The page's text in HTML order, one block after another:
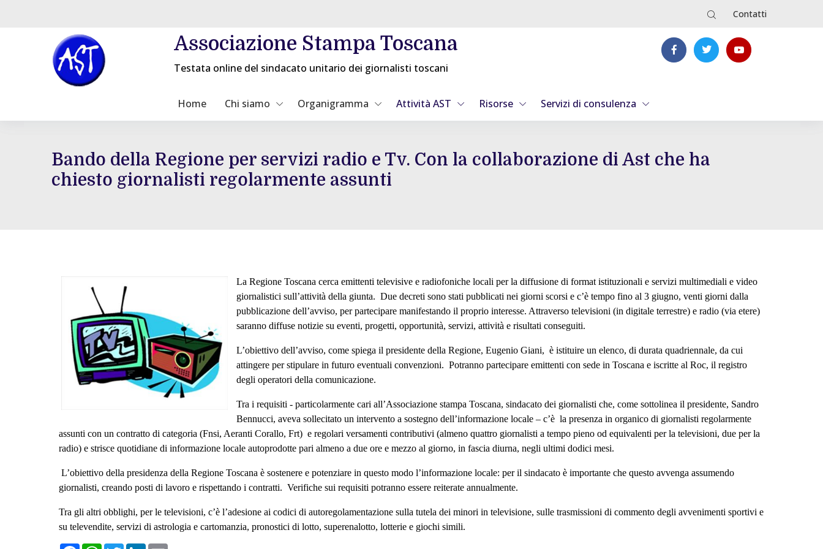
Contatti
Associazione Stampa Toscana
Testata online del sindacato unitario dei giornalisti toscani
Home Chi siamo Organigramma Attività AST Risorse Servizi di consulenza
Bando della Regione per servizi radio e Tv. Con la collaborazione di Ast che ha
chiesto giornalisti regolarmente assunti
La Regione Toscana cerca emittenti televisive e radiofoniche locali per la diffusione di format istituzionali e servizi multimediali e video
giornalistici sull’attività della giunta. Due decreti sono stati pubblicati nei giorni scorsi e c’è tempo fino al 3 giugno, venti giorni dalla
pubblicazione dell’avviso, per partecipare manifestando il proprio interesse. Attraverso televisioni (in digitale terrestre) e radio (via etere)
saranno diffuse notizie su eventi, progetti, opportunità, servizi, attività e risultati conseguiti.
L’obiettivo dell’avviso, come spiega il presidente della Regione, Eugenio Giani, è istituire un elenco, di durata quadriennale, da cui
attingere per stipulare in futuro eventuali convenzioni. Potranno partecipare emittenti con sede in Toscana e iscritte al Roc, il registro
degli operatori della comunicazione.
Tra i requisiti - particolarmente cari all’Associazione stampa Toscana, sindacato dei giornalisti che, come sottolinea il presidente, Sandro
Bennucci, aveva sollecitato un intervento a sostegno dell’informazione locale – c’è la presenza in organico di giornalisti regolarmente
assunti con un contratto di categoria (Fnsi, Aeranti Corallo, Frt) e regolari versamenti contributivi (almeno quattro giornalisti a tempo pieno od equivalenti per la televisioni, due per la
radio) e strisce quotidiane di informazione locale autoprodotte pari almeno a due ore e mezzo al giorno, in fascia diurna, negli ultimi dodici mesi.
L’obiettivo della presidenza della Regione Toscana è sostenere e potenziare in questo modo l’informazione locale: per il sindacato è importante che questo avvenga assumendo
giornalisti, creando posti di lavoro e rispettando i contratti. Verifiche sui requisiti potranno essere reiterate annualmente.
Tra gli altri obblighi, per le televisioni, c’è l’adesione ai codici di autoregolamentazione sulla tutela dei minori in televisione, sulle trasmissioni di commento degli avvenimenti sportivi e
su televendite, servizi di astrologia e cartomanzia, pronostici di lotto, superenalotto, lotterie e giochi simili.